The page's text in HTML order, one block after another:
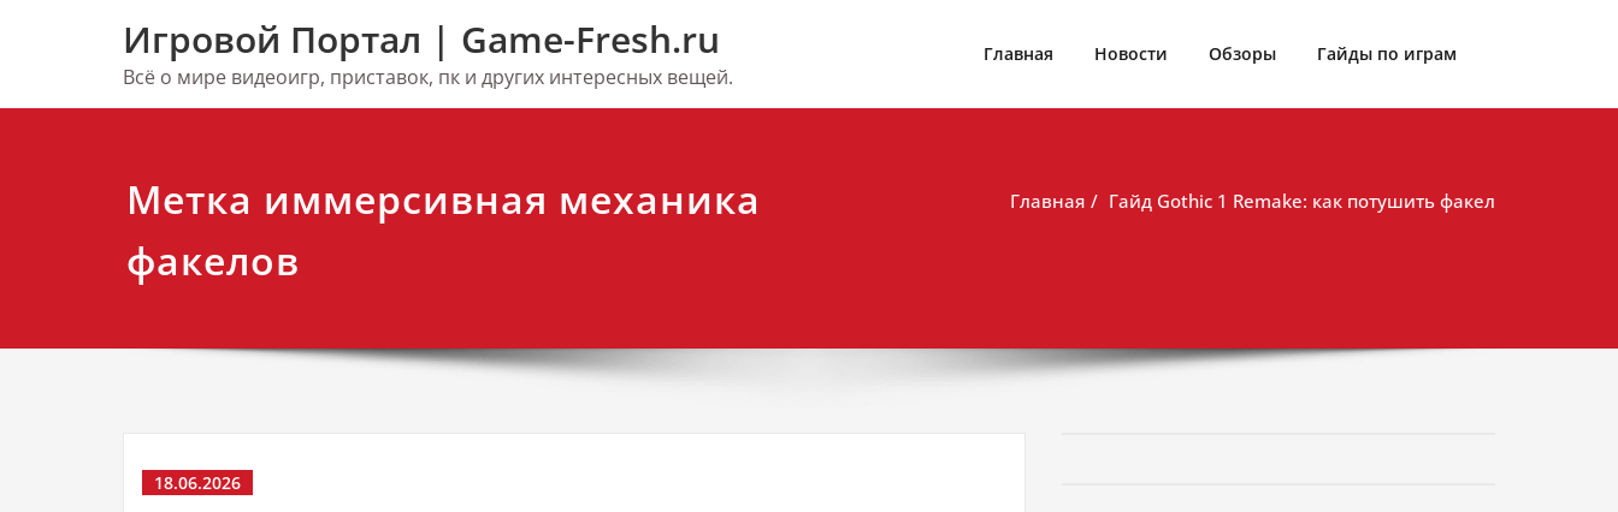
Игровой Портал | Game-Fresh.ru
Всё о мире видеоигр, приставок, пк и других интересных вещей.
Главная Новости Обзоры Гайды по играм
Метка иммерсивная механика
факелов
Главная Гайд Gothic 1 Remake: как потушить факел
18.06.2026